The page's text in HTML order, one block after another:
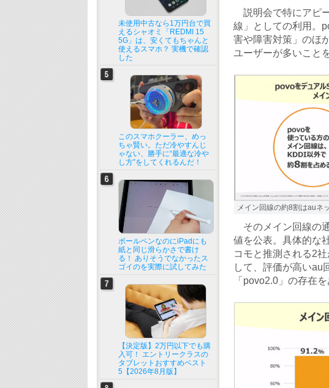
説明会で特にアピ
線」としての利用。
害や障害対策」のほ
ユーザーが多いこと
メイン回線の約8割はauネ
そのメイン回線の
値を公表。具体的な
コモと推測される2
して、評価が高いau
「povo2.0」の存在
未使用中古なら1万円台で買
えるシャオミ「REDMI 15
5G」は、安くてもちゃんと
使えるスマホ？ 実機で確認
した
このスマホクーラー、めっ
ちゃ賢い。ただ冷やすんじ
ゃない、勝手に“最適な冷や
し方”をしてくれるんだ！
ボールペンなのにiPadにも
紙と同じ滑らかさで書け
る！ ありそうでなかったス
ゴイのを実際に試してみた
【決定版】2万円以下でも購
入可！ エントリークラスの
タブレットおすすめベスト
5【2026年8月版】